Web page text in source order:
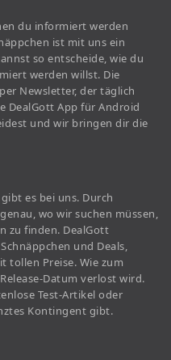
du informiert werden
ist mit uns ein
so entscheide, wie du
werden willst. Die
Newsletter, der täglich
DealGott App für Android
und wir bringen dir die
es bei uns. Durch
wo wir suchen müssen,
zu finden. DealGott
und Deals,
tollen Preise. Wie zum
Datum verlost wird.
Test-Artikel oder
Kontingent gibt.